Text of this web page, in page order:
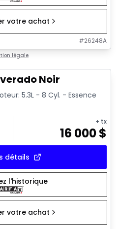
votre achat
#26248A
légale
Noir
5.3L - 8 Cyl. - Essence
+ tx
16 000$
détails
l'historique
votre achat